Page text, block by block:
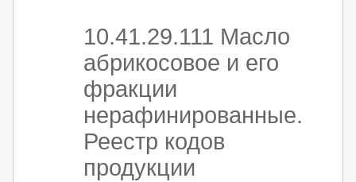
10.41.29.111 Масло
абрикосовое и его
фракции
нерафинированные.
Реестр кодов
продукции